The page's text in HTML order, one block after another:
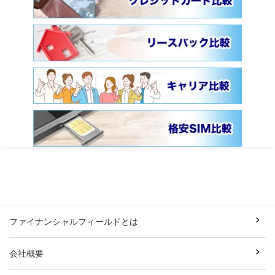
ファイナンシャルフィールドとは
会社概要